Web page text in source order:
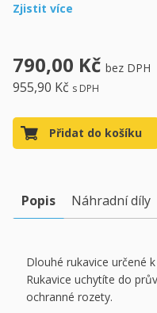
Zjistit více
790,00 Kč bez DPH
955,90 Kč s DPH
Přidat do košíku
Popis Náhradní díly
Dlouhé rukavice určené
Rukavice uchytíte do
ochranné rozety.